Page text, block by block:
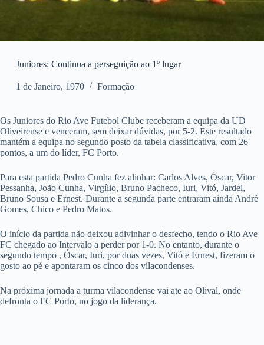
Juniores: Continua a perseguição ao 1º lugar
1 de Janeiro, 1970 Formação
Os Juniores do Rio Ave Futebol Clube receberam a equipa da UD
Oliveirense e venceram, sem deixar dúvidas, por 5-2. Este resultado
mantém a equipa no segundo posto da tabela classificativa, com 26
pontos, a um do líder, FC Porto.
Para esta partida Pedro Cunha fez alinhar: Carlos Alves, Óscar, Vitor
Pessanha, João Cunha, Virgílio, Bruno Pacheco, Iuri, Vitó, Jardel,
Bruno Sousa e Ernest. Durante a segunda parte entraram ainda André
Gomes, Chico e Pedro Matos.
O início da partida não deixou adivinhar o desfecho, tendo o Rio Ave
FC chegado ao Intervalo a perder por 1-0. No entanto, durante o
segundo tempo , Óscar, Iuri, por duas vezes, Vitó e Ernest, fizeram o
gosto ao pé e apontaram os cinco dos vilacondenses.
Na próxima jornada a turma vilacondense vai ate ao Olival, onde
defronta o FC Porto, no jogo da liderança.